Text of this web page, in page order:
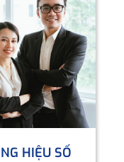
HIỆU SỐ